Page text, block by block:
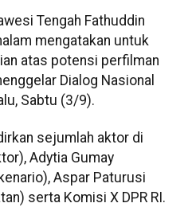
Tengah Fathuddin
mengatakan untuk
atas potensi perfilman
Dialog Nasional
Sabtu (3/9).
sejumlah aktor di
Adytia Gumay
Aspar Paturusi
serta Komisi X DPR RI.